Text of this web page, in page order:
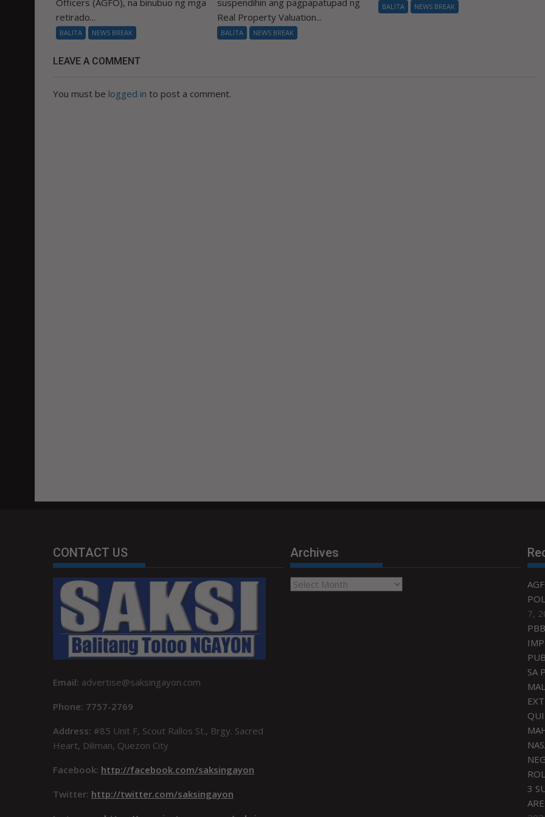
Officers (AGFO), na binubuo ng mga
retirado...
BALITA NEWS BREAK
suspendihin ang pagpapatupad ng
Real Property Valuation...
BALITA NEWS BREAK
BALITA NEWS BREAK
LEAVE A COMMENT
You must be logged in to post a comment.
CONTACT US
Email: advertise@saksingayon.com
Phone: 7757-2769
Address: #85 Unit F, Scout Rallos St., Brgy. Sacred
Heart, Diliman, Quezon City
Facebook: http://facebook.com/saksingayon
Twitter: http://twitter.com/saksingayon
Archives
Archives
7,
SA
3